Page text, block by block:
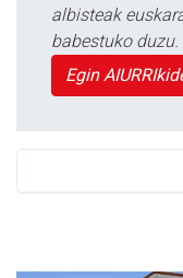
albisteak
babestuko duzu.
Egin